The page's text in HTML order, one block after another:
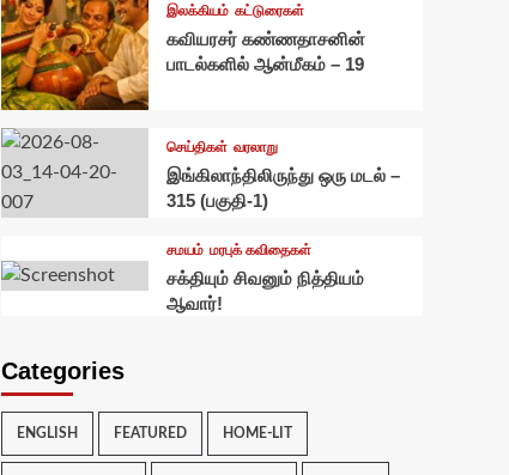
இலக்கியம் கட்டுரைகள்
கவியரசர் கண்ணதாசனின்
பாடல்களில் ஆன்மீகம் – 19
செய்திகள் வரலாறு
இங்கிலாந்திலிருந்து ஒரு மடல் –
315 (பகுதி-1)
சமயம் மரபுக் கவிதைகள்
சக்தியும் சிவனும் நித்தியம்
ஆவார்!
Categories
ENGLISH FEATURED HOME-LIT